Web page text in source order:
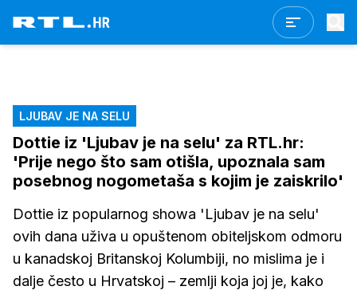
LJUBAV JE NA SELU
Dottie iz 'Ljubav je na selu' za RTL.hr:
'Prije nego što sam otišla, upoznala sam
posebnog nogometaša s kojim je zaiskrilo'
Dottie iz popularnog showa 'Ljubav je na selu'
ovih dana uživa u opuštenom obiteljskom odmoru
u kanadskoj Britanskoj Kolumbiji, no mislima je i
dalje često u Hrvatskoj – zemlji koja joj je, kako